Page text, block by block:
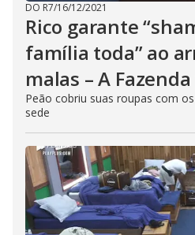
DO R7/16/12/2021
Rico garante
família toda” ao
malas – A Fazenda
Peão cobriu suas roupas com
sede